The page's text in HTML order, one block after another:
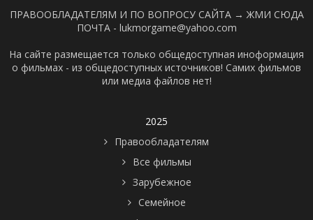
ПРАВООБЛАДАТЕЛЯМ И ПО ВОПРОСУ САЙТА → ЖМИ СЮДА
ПОЧТА - lukmorgame@yahoo.com
На сайте размещается только общедоступная иноформация
о фильмах - из общедоступных источников! Самих фильмов
или медиа файлов нет!
2025
Правообладателям
Все фильмы
Зарубежное
Семейное